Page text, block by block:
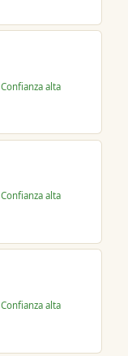
Confianza alta
Confianza alta
Confianza alta